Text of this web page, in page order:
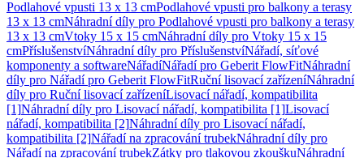
Podlahové vpusti 13 x 13 cmPodlahové vpusti pro balkony a terasy
13 x 13 cmNáhradní díly pro Podlahové vpusti pro balkony a terasy
13 x 13 cmVtoky 15 x 15 cmNáhradní díly pro Vtoky 15 x 15
cmPříslušenstvíNáhradní díly pro PříslušenstvíNářadí, síťové
komponenty a softwareNářadíNářadí pro Geberit FlowFitNáhradní
díly pro Nářadí pro Geberit FlowFitRuční lisovací zařízeníNáhradní
díly pro Ruční lisovací zařízeníLisovací nářadí, kompatibilita
[1]Náhradní díly pro Lisovací nářadí, kompatibilita [1]Lisovací
nářadí, kompatibilita [2]Náhradní díly pro Lisovací nářadí,
kompatibilita [2]Nářadí na zpracování trubekNáhradní díly pro
Nářadí na zpracování trubekZátky pro tlakovou zkouškuNáhradní